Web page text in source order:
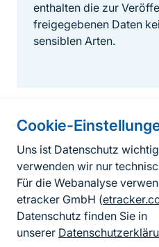
Cookie-
Uns ist Datenschutz
verwenden wir nur
Für die Webanalyse
etracker GmbH (
Datenschutz finden Sie in
unserer
enthalten die zur
freigegebenen Daten
sensiblen Arten.
Informationen zur
FußzeileKontakt
Erklärung zur